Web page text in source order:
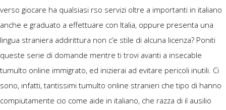
verso giocare ha qualsiasi rso servizi oltre a importanti in italiano
anche e graduato a effettuare con Italia, oppure presenta una
lingua straniera addirittura non c’e stile di alcuna licenza? Poniti
queste serie di domande mentre ti trovi avanti a insecable
tumulto online immigrato, ed inizierai ad evitare pericoli inutili. Ci
sono, infatti, tantissimi tumulto online stranieri che tipo di hanno
compiutamente cio come aide in italiano, che razza di il ausilio